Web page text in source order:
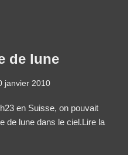
de lune
janvier 2010
en Suisse, on pouvait
de lune dans le ciel.Lire la